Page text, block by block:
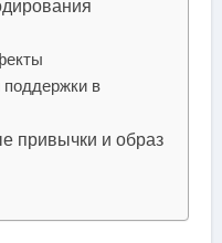
поддержки в
привычки и образ